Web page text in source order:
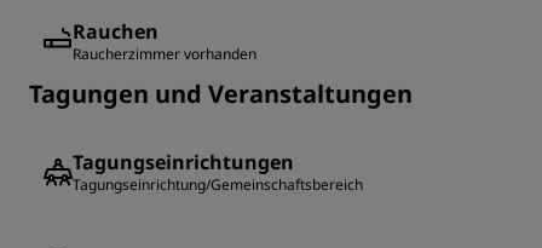
Rauchen
Raucherzimmer vorhanden
Tagungen und Veranstaltungen
Tagungseinrichtungen
Tagungseinrichtung/Gemeinschaftsbereich